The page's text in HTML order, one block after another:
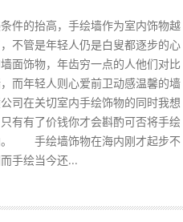
的抬高，手绘墙作为室内饰物越
不管是年轻人仍是白叟都逐步的心
面饰物，年齿穷一点的人他们对比
而年轻人则心爱前卫动感温馨的墙
司在关切室内手绘饰物的同时我想
有有了价钱你才会斟酌可否将手绘
。 手绘墙饰物在海内刚才起步不
手绘当今还...